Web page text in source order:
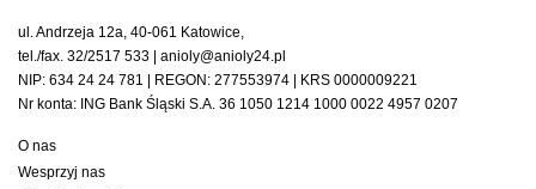
ul. Andrzeja 12a, 40-061 Katowice,
tel./fax. 32/2517 533 | anioly@anioly24.pl
NIP: 634 24 24 781 | REGON: 277553974 | KRS 0000009221
Nr konta: ING Bank Śląski S.A. 36 1050 1214 1000 0022 4957 0207
O nas
Wesprzyj nas